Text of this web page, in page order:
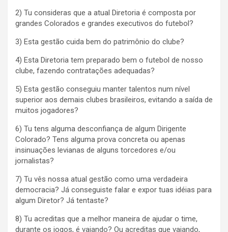
2) Tu consideras que a atual Diretoria é composta por
grandes Colorados e grandes executivos do futebol?
3) Esta gestão cuida bem do patrimônio do clube?
4) Esta Diretoria tem preparado bem o futebol de nosso
clube, fazendo contratações adequadas?
5) Esta gestão conseguiu manter talentos num nível
superior aos demais clubes brasileiros, evitando a saída de
muitos jogadores?
6) Tu tens alguma desconfiança de algum Dirigente
Colorado? Tens alguma prova concreta ou apenas
insinuações levianas de alguns torcedores e/ou
jornalistas?
7) Tu vês nossa atual gestão como uma verdadeira
democracia? Já conseguiste falar e expor tuas idéias para
algum Diretor? Já tentaste?
8) Tu acreditas que a melhor maneira de ajudar o time,
durante os jogos, é vaiando? Ou acreditas que vaiando,